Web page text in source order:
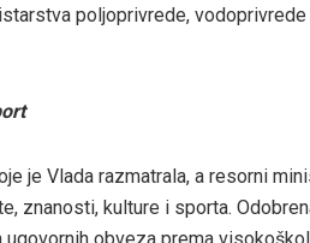
poljoprivrede,
je Vlada razmatrala, a resorni
znanosti, kulture i sporta.